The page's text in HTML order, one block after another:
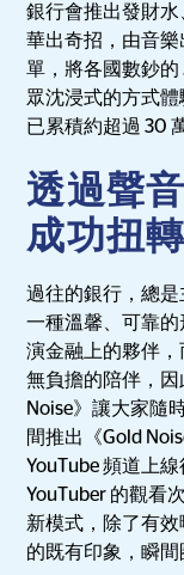
銀行會推出發財
華出奇招，由音樂
單，將各國數鈔的
眾沈浸式的方式
已累積約超過 30
透過聲
成功扭
過往的銀行，總
一種溫馨、可靠
演金融上的夥伴
無負擔的陪伴，
Noise》讓大家隨
間推出《Gold
YouTube 頻道上
YouTuber 的觀看
新模式，除了有
的既有印象，瞬間